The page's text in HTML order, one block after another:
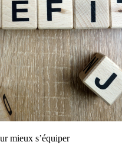
mieux s’équiper